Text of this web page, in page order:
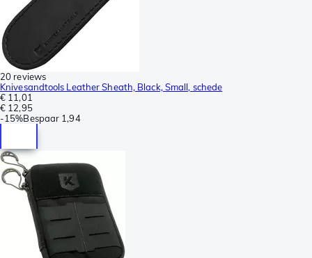
20 reviews
Knivesandtools Leather Sheath, Black, Small, schede
€ 11,01
€ 12,95
-15%Bespaar 1,94